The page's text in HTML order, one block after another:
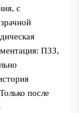
с
ПЗЗ,
после